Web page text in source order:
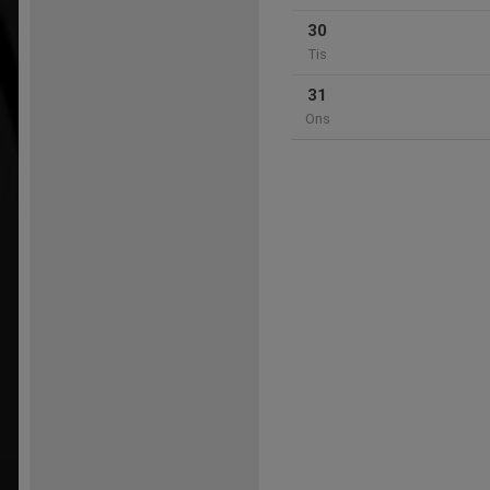
30
Tis
31
Ons